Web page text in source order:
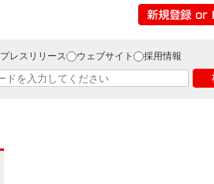
プレスリリース ウェブサイト 採用情報